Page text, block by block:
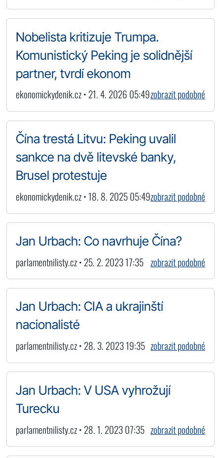
Nobelista kritizuje Trumpa.
Komunistický Peking je solidnější
partner, tvrdí ekonom
ekonomickydenik.cz • 21. 4. 2026 05:49zobrazit podobné
Čína trestá Litvu: Peking uvalil
sankce na dvě litevské banky,
Brusel protestuje
ekonomickydenik.cz • 18. 8. 2025 05:49zobrazit podobné
Jan Urbach: Co navrhuje Čína?
parlamentnilisty.cz • 25. 2. 2023 17:35 zobrazit podobné
Jan Urbach: CIA a ukrajinští
nacionalisté
parlamentnilisty.cz • 28. 3. 2023 19:35 zobrazit podobné
Jan Urbach: V USA vyhrožují
Turecku
parlamentnilisty.cz • 28. 1. 2023 07:35 zobrazit podobné